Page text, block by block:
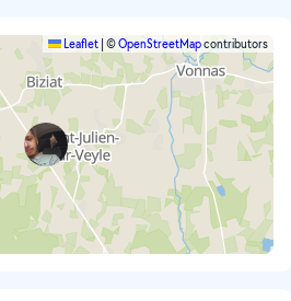
Leaflet ©OpenStreetMapcontributors